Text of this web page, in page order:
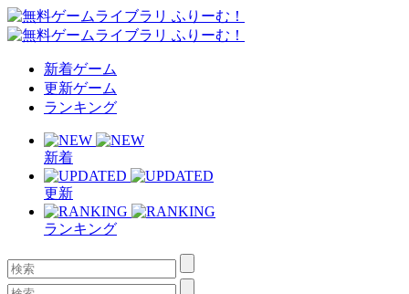
新着ゲーム
更新ゲーム
ランキング
新着
更新
ランキング